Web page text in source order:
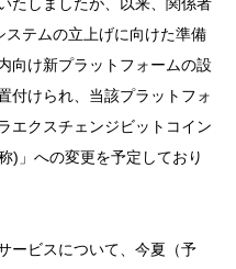
テムの立上げに向けた準備
向け新プラットフォームの設
付けられ、当該プラットフォ
エクスチェンジビットコイン
)」への変更を予定しており
ービスについて、今夏（予